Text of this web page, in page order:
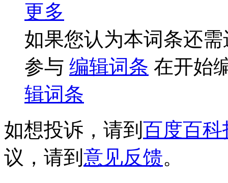
更多
如果您认为本词条还
参与 编辑词条 在开始
辑词条
如想投诉，请到 百度百
议，请到 意见反馈。